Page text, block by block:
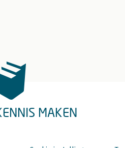
MAKEN